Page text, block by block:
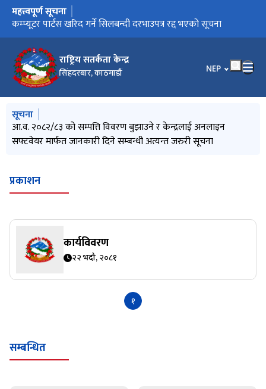
राष्ट्रिय सतर्कता केन्द्र
सिंहदरबार, काठमाडौं भाषा चयन गर्नुहोस्
NEP
मुख्य नेभिगेसनमा जानुहोस्
महत्त्वपूर्ण सूचना
आ.व. २०८२/८३ को सम्पत्ति विवरण बुझाउने र केन्द्रलाई अनलाइन
सफ्टवेयर मार्फत जानकारी दिने सम्बन्धी अत्यन्त जरुरी सूचना
कम्प्यूटर पार्टस खरिद गर्ने सिलबन्दी दरभाउपत्र रद्द भएको सूचना
प्राविधि परीक्षकहरूलाई प्राविधिक परीक्षण सम्बन्धी पुनर्ताजगी
(Refresher) तालिमको लागि आवेदन माग गरिएका सूचना
मुख्य नेभिगेसनमा जानुहोस्
सूचना
आ.व. २०८२/८३ को सम्पत्ति विवरण बुझाउने र केन्द्रलाई अनलाइन
सफ्टवेयर मार्फत जानकारी दिने सम्बन्धी अत्यन्त जरुरी सूचना
प्रकाशन
कार्यविवरण
२२ भदौ, २०८१
१
सम्बन्धित